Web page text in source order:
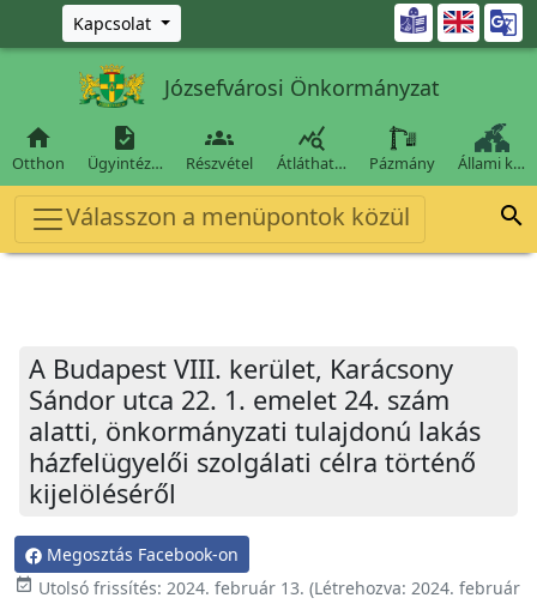
Ugrás a fő tartalomra
Kapcsolat 
Józsefvárosi Önkormányzat

Otthon

Ügyintéz…

Részvétel

Átláthat… Pázmány Állami k…
Válasszon a menüpontok közül 
A Budapest VIII. kerület, Karácsony
Sándor utca 22. 1. emelet 24. szám
alatti, önkormányzati tulajdonú lakás
házfelügyelői szolgálati célra történő
kijelöléséről
Megosztás Facebook-on
event_available Utolsó frissítés: 2024. február 13. (Létrehozva: 2024. február